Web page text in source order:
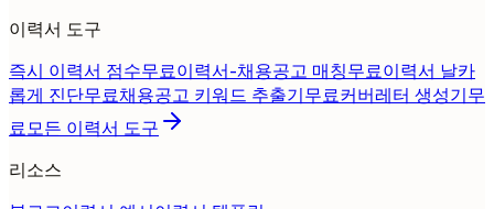
이력서 도구
즉시 이력서 점수무료이력서-채용공고 매칭무료이력서 날카
롭게 진단무료채용공고 키워드 추출기무료커버레터 생성기무
료모든 이력서 도구
리소스